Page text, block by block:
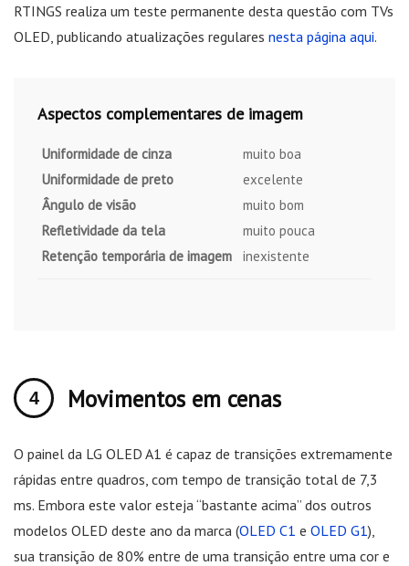
RTINGS realiza um teste permanente desta questão com TVs
OLED, publicando atualizações regulares nesta página aqui.
Aspectos complementares de imagem
Uniformidade de cinza
muito boa
Uniformidade de preto
excelente
Ângulo de visão
muito bom
Refletividade da tela
muito pouca
Retenção temporária de imagem
inexistente
Movimentos em cenas
O painel da LG OLED A1 é capaz de transições extremamente
rápidas entre quadros, com tempo de transição total de 7,3
ms. Embora este valor esteja “bastante acima” dos outros
modelos OLED deste ano da marca (OLED C1 e OLED G1),
sua transição de 80% entre de uma transição entre uma cor e